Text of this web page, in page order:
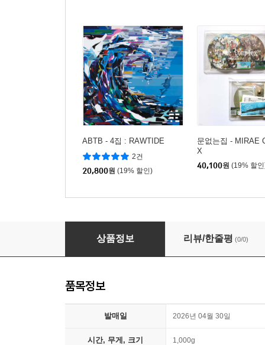
ABTB - 4집 : RAWTIDE
2건
20,800원 (19% 할인)
문없는집 - MIRAE
X
40,100원 (19% 할
피어 (FIRR) - REEL
상품정보 리뷰/한줄평 (0/0)
품목정보
발매일 2026년 04월 30일
시간, 무게, 크기 1,000g